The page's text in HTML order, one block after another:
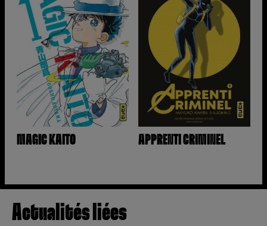
MAGIC KAITO APPRENTI CRIMINEL
Actualités liées